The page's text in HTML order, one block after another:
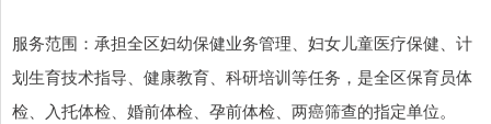
服务范围：承担全区妇幼保健业务管理、妇女儿童医疗保健、计
划生育技术指导、健康教育、科研培训等任务，是全区保育员体
检、入托体检、婚前体检、孕前体检、两癌筛查的指定单位。